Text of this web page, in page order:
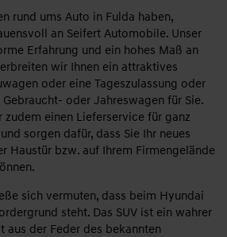
rund ums Auto in Fulda haben,
an Seifert Automobile. Unser
Erfahrung und ein hohes Maß an
wir Ihnen ein attraktives
oder eine Tageszulassung oder
oder Jahreswagen für Sie.
einen Lieferservice für ganz
sorgen dafür, dass Sie Ihr neues
Haustür bzw. auf Ihrem Firmengelände
sich vermuten, dass beim Hyundai
steht. Das SUV ist ein wahrer
aus der Feder des bekannten